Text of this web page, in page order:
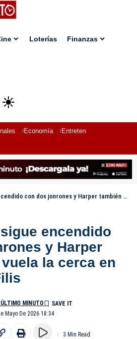
Loterías Finanzas
Economía Entretenimiento
dos jonrones y Harper también se vuela la cerca en triunfo de Filis
encendido
y Harper
la cerca en
Mayo De 2026 18:34
MINUTO
3 Min Read